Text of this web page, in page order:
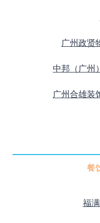
广州政贤
中邦（广州
广州合雄装
餐
福